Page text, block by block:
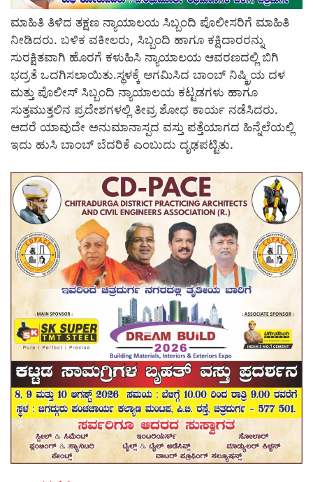
ಮಾಹಿತಿ ತಿಳಿದ ತಕ್ಷಣ ನ್ಯಾಯಾಲಯ ಸಿಬ್ಬಂದಿ ಪೊಲೀಸರಿಗೆ ಮಾಹಿತಿ
ನೀಡಿದರು. ಬಳಿಕ ವಕೀಲರು, ಸಿಬ್ಬಂದಿ ಹಾಗೂ ಕಕ್ಷಿದಾರರನ್ನು
ಸುರಕ್ಷಿತವಾಗಿ ಹೊರಗೆ ಕಳುಹಿಸಿ ನ್ಯಾಯಾಲಯ ಆವರಣದಲ್ಲಿ ಬಿಗಿ
ಭದ್ರತೆ ಒದಗಿಸಲಾಯಿತು.ಸ್ಥಳಕ್ಕೆ ಆಗಮಿಸಿದ ಬಾಂಬ್ ನಿಷ್ಕ್ರಿಯ ದಳ
ಮತ್ತು ಪೊಲೀಸ್ ಸಿಬ್ಬಂದಿ ನ್ಯಾಯಾಲಯ ಕಟ್ಟಡಗಳು ಹಾಗೂ
ಸುತ್ತಮುತ್ತಲಿನ ಪ್ರದೇಶಗಳಲ್ಲಿ ತೀವ್ರ ಶೋಧ ಕಾರ್ಯ ನಡೆಸಿದರು.
ಆದರೆ ಯಾವುದೇ ಅನುಮಾನಾಸ್ಪದ ವಸ್ತು ಪತ್ತೆಯಾಗದ ಹಿನ್ನೆಲೆಯಲ್ಲಿ
ಇದು ಹುಸಿ ಬಾಂಬ್ ಬೆದರಿಕೆ ಎಂಬುದು ದೃಢಪಟ್ಟಿತು.